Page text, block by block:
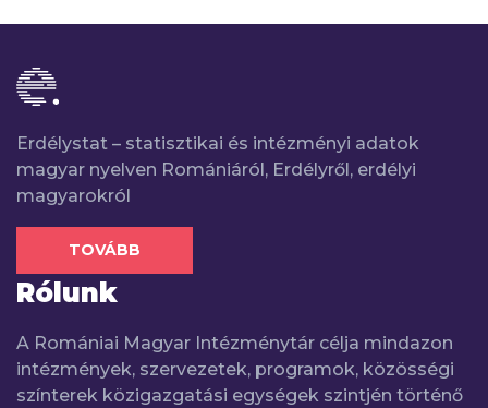
Erdélystat – statisztikai és intézményi adatok
magyar nyelven Romániáról, Erdélyről, erdélyi
magyarokról
TOVÁBB
Rólunk
A Romániai Magyar Intézménytár célja mindazon
intézmények, szervezetek, programok, közösségi
színterek közigazgatási egységek szintjén történő